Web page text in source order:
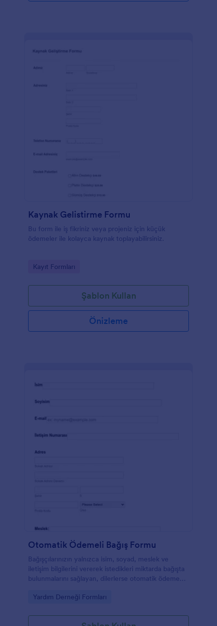
Kaynak Gelistirme Formu
Bu form ile iş fikriniz veya projeniz için küçük
ödemeler ile kolayca kaynak toplayabilirsiniz.
Go to Category:
Kayıt Formları
Şablon Kullan
Önizleme
Otomatik Ödemeli Bağış Formu
Bağışçılarınızın yalnızca isim, soyad, meslek ve
iletişim bilgilerini vererek istedikleri miktarda bağışta
bulunmalarını sağlayan, dilerlerse otomatik ödeme
almayı kabul edebilecekleri ve gönüllü olabilecekleri
Go to Category:
Yardım Derneği Formları